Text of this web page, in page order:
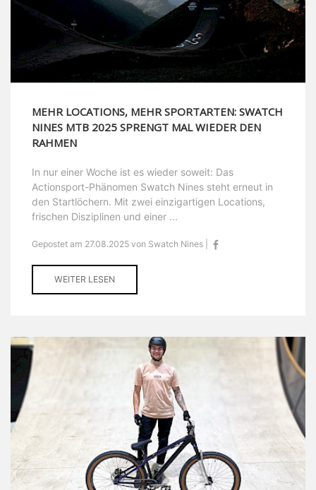
MEHR LOCATIONS, MEHR SPORTARTEN: SWATCH
NINES MTB 2025 SPRENGT MAL WIEDER DEN
RAHMEN
In nur einer Woche ist es wieder soweit: Das
Actionsport-Phänomen Swatch Nines steht erneut in
den Startlöchern. Mit zwei einzigartigen Locations,
frischen Disziplinen und einer ...
Gepostet am 27.08.2025 von Swatch Nines |
WEITER LESEN